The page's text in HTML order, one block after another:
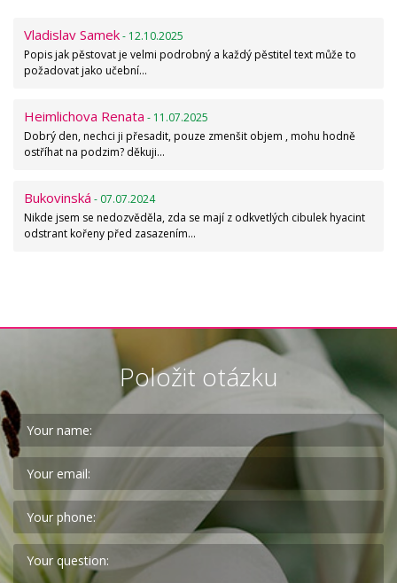
Vladislav Samek- 12.10.2025
Popis jak pěstovat je velmi podrobný a každý pěstitel text může to
požadovat jako učební…
Heimlichova Renata - 11.07.2025
Dobrý den, nechci ji přesadit, pouze zmenšit objem , mohu hodně
ostříhat na podzim? děkuji…
Bukovinská - 07.07.2024
Nikde jsem se nedozvěděla, zda se mají z odkvetlých cibulek hyacint
odstrant kořeny před zasazením…
Položit otázku